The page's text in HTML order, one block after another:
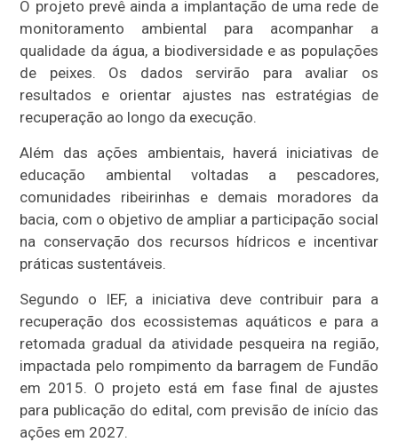
O projeto prevê ainda a implantação de uma rede de
monitoramento ambiental para acompanhar a
qualidade da água, a biodiversidade e as populações
de peixes. Os dados servirão para avaliar os
resultados e orientar ajustes nas estratégias de
recuperação ao longo da execução.
Além das ações ambientais, haverá iniciativas de
educação ambiental voltadas a pescadores,
comunidades ribeirinhas e demais moradores da
bacia, com o objetivo de ampliar a participação social
na conservação dos recursos hídricos e incentivar
práticas sustentáveis.
Segundo o IEF, a iniciativa deve contribuir para a
recuperação dos ecossistemas aquáticos e para a
retomada gradual da atividade pesqueira na região,
impactada pelo rompimento da barragem de Fundão
em 2015. O projeto está em fase final de ajustes
para publicação do edital, com previsão de início das
ações em 2027.